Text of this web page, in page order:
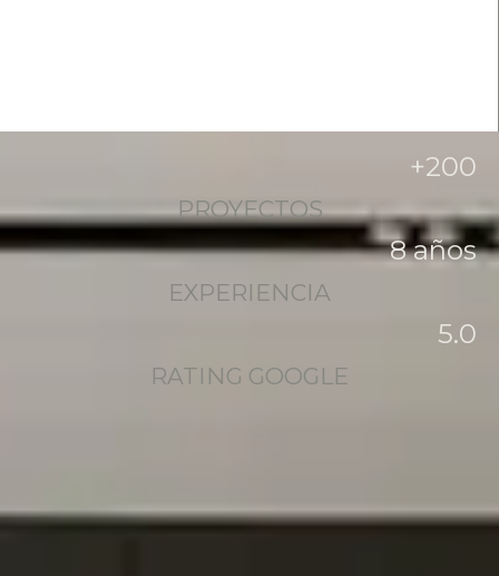
PROYECTOS
+200
EXPERIENCIA
8 años
RATING GOOGLE
5.0